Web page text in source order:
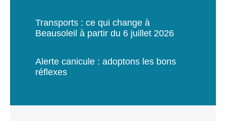
Transports : ce qui change à
Beausoleil à partir du 6 juillet 2026
Alerte canicule : adoptons les bons
réflexes